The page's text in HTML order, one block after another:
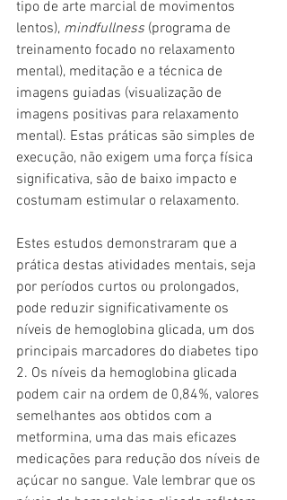
tipo de arte marcial de movimentos
lentos), mindfullness (programa de
treinamento focado no relaxamento
mental), meditação e a técnica de
imagens guiadas (visualização de
imagens positivas para relaxamento
mental). Estas práticas são simples de
execução, não exigem uma força física
significativa, são de baixo impacto e
costumam estimular o relaxamento.
Estes estudos demonstraram que a
prática destas atividades mentais, seja
por períodos curtos ou prolongados,
pode reduzir significativamente os
níveis de hemoglobina glicada, um dos
principais marcadores do diabetes tipo
2. Os níveis da hemoglobina glicada
podem cair na ordem de 0,84%, valores
semelhantes aos obtidos com a
metformina, uma das mais eficazes
medicações para redução dos níveis de
açúcar no sangue. Vale lembrar que os